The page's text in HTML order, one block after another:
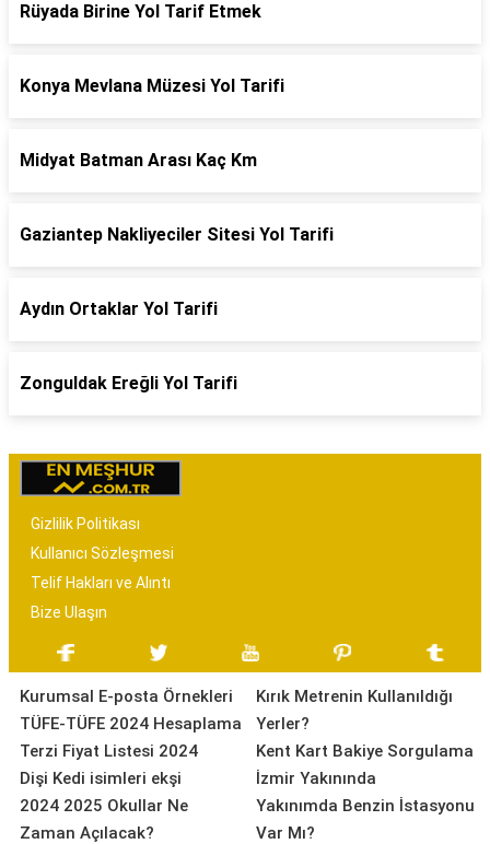
Rüyada Birine Yol Tarif Etmek
Konya Mevlana Müzesi Yol Tarifi
Midyat Batman Arası Kaç Km
Gaziantep Nakliyeciler Sitesi Yol Tarifi
Aydın Ortaklar Yol Tarifi
Zonguldak Ereğli Yol Tarifi
Gizlilik Politikası
Kullanıcı Sözleşmesi
Telif Hakları ve Alıntı
Bize Ulaşın
Kurumsal E-posta Örnekleri
TÜFE-TÜFE 2024 Hesaplama
Terzi Fiyat Listesi 2024
Dişi Kedi isimleri ekşi
2024 2025 Okullar Ne
Zaman Açılacak?
Kırık Metrenin Kullanıldığı
Yerler?
Kent Kart Bakiye Sorgulama
İzmir Yakınında
Yakınımda Benzin İstasyonu
Var Mı?